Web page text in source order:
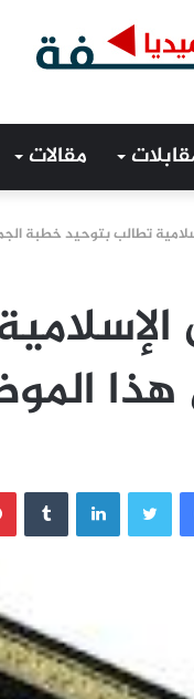
مقالات
تطالب بتوحيد خطبة
فيسبوك لينكدإن